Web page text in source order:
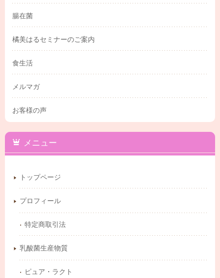
腸在菌
橘美はるセミナーのご案内
食生活
メルマガ
お客様の声
メニュー
トップページ
プロフィール
特定商取引法
乳酸菌生産物質
ピュア・ラクト